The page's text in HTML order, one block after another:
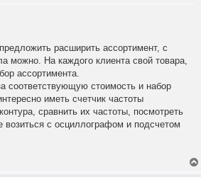
расширить ассортимент, с
можно. На каждого клиента свой товара,
ассортимента.
соответствующую стоимость и набор
иметь счетчик частоты
сравнить их частоты, посмотреть
возиться с осциллографом и подсчетом